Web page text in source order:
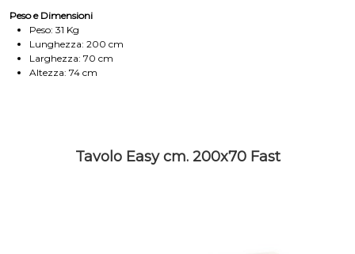
Peso e Dimensioni
Peso: 31 Kg
Lunghezza: 200 cm
Larghezza: 70 cm
Altezza: 74 cm
Tavolo Easy cm. 200x70 Fast